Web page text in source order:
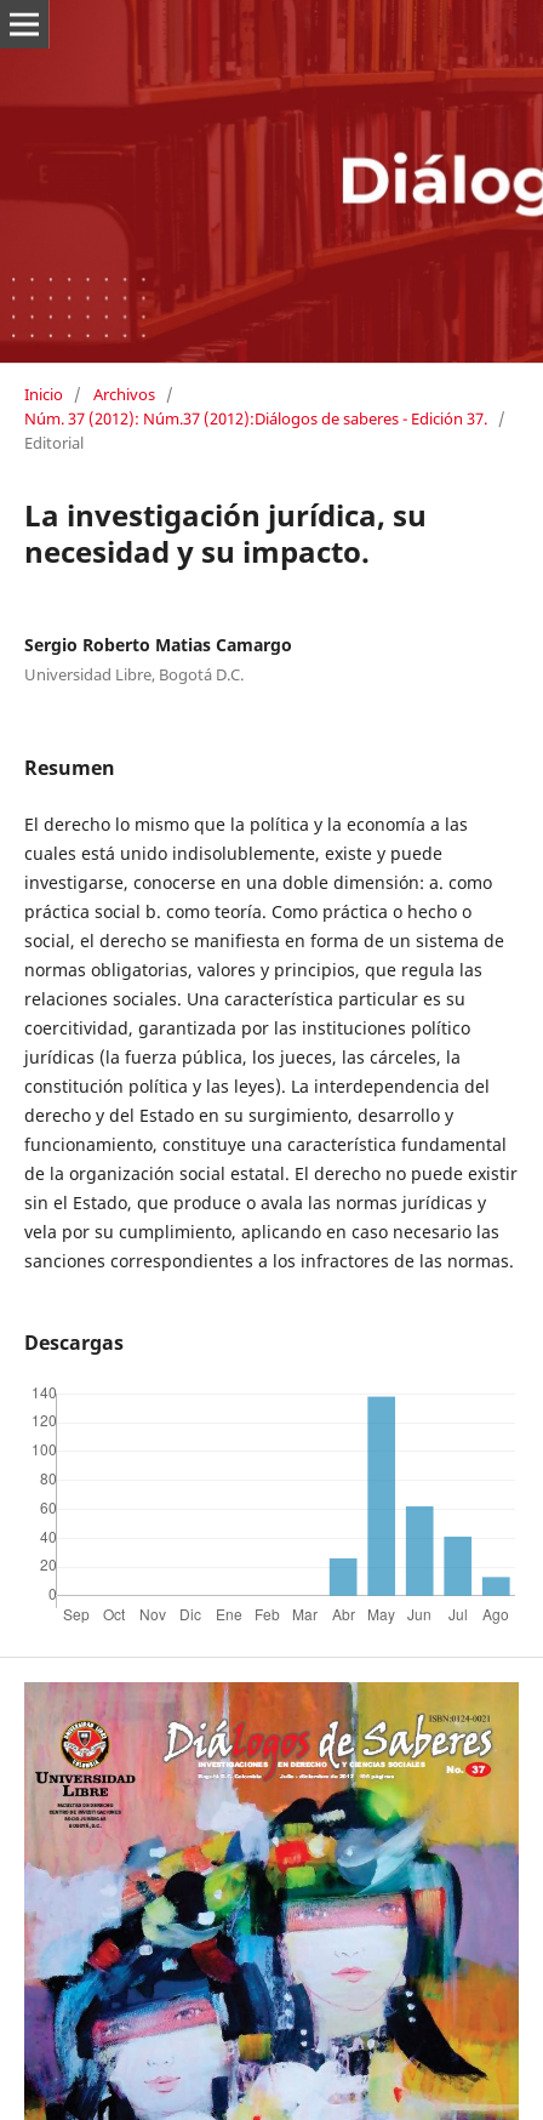
Inicio / Archivos /
Núm. 37 (2012): Núm.37 (2012):Diálogos de saberes - Edición 37. /
Editorial
La investigación jurídica, su
necesidad y su impacto.
Sergio Roberto Matias Camargo
Universidad Libre, Bogotá D.C.
Resumen
El derecho lo mismo que la política y la economía a las
cuales está unido indisolublemente, existe y puede
investigarse, conocerse en una doble dimensión: a. como
práctica social b. como teoría. Como práctica o hecho o
social, el derecho se manifiesta en forma de un sistema de
normas obligatorias, valores y principios, que regula las
relaciones sociales. Una característica particular es su
coercitividad, garantizada por las instituciones político
jurídicas (la fuerza pública, los jueces, las cárceles, la
constitución política y las leyes). La interdependencia del
derecho y del Estado en su surgimiento, desarrollo y
funcionamiento, constituye una característica fundamental
de la organización social estatal. El derecho no puede existir
sin el Estado, que produce o avala las normas jurídicas y
vela por su cumplimiento, aplicando en caso necesario las
sanciones correspondientes a los infractores de las normas.
Descargas